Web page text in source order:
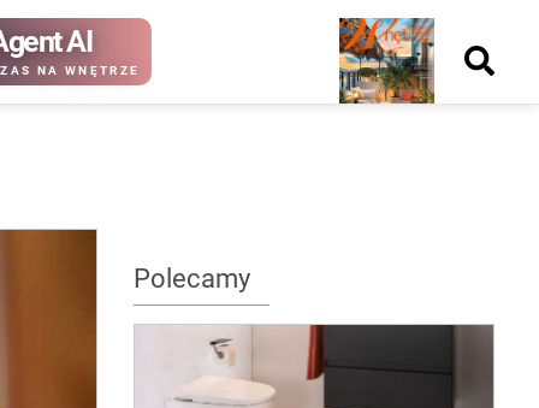
AI
NA WNĘTRZE
Nowy
numer
Polecamy